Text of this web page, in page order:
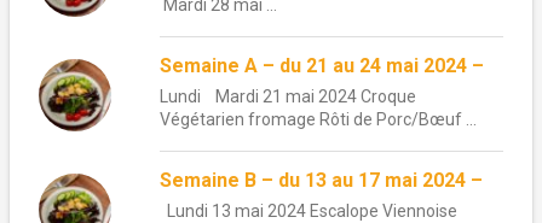
Mardi 28 mai ...
Semaine A – du 21 au 24 mai 2024 –
Lundi Mardi 21 mai 2024 Croque
Végétarien fromage Rôti de Porc/Bœuf ...
Semaine B – du 13 au 17 mai 2024 –
Lundi 13 mai 2024 Escalope Viennoise